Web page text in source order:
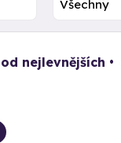
od nejlevnějších